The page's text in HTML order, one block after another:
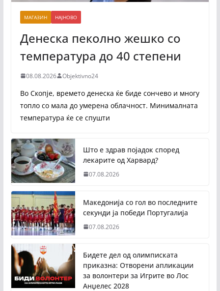
МАГАЗИН НАЈНОВО
Денеска пеколно жешко со
температура до 40 степени
08.08.2026 Objektivno24
Во Скопје, времето денеска ќе биде сончево и многу
топло со мала до умерена облачност. Минималната
температура ќе се спушти
Што е здрав појадок според
лекарите од Харвард?
07.08.2026
Македонија со гол во последните
секунди ја победи Португалија
07.08.2026
Бидете дел од олимписката
приказна: Отворени апликации
за волонтери за Игрите во Лос
Анџелес 2028